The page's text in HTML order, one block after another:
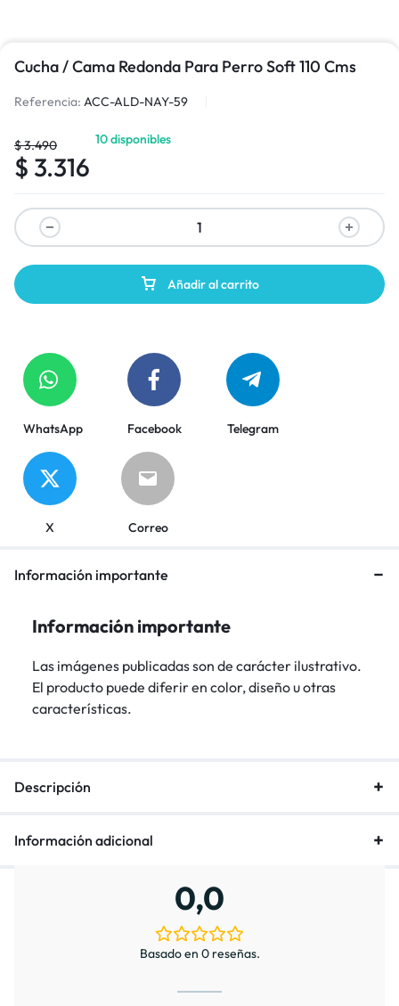
Cucha / Cama Redonda Para Perro Soft 110 Cms
Referencia: ACC-ALD-NAY-59
$3.490
$ 3.316
10 disponibles
Añadir al carrito
WhatsApp Facebook Telegram
X Correo
Información importante
Información importante
Las imágenes publicadas son de carácter ilustrativo.
El producto puede diferir en color, diseño u otras
características.
Descripción
Información adicional
0,0
Basado en 0 reseñas.